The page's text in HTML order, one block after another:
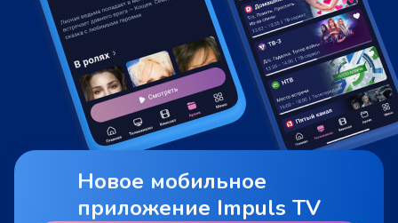
Новое мобильное
приложение Impuls TV